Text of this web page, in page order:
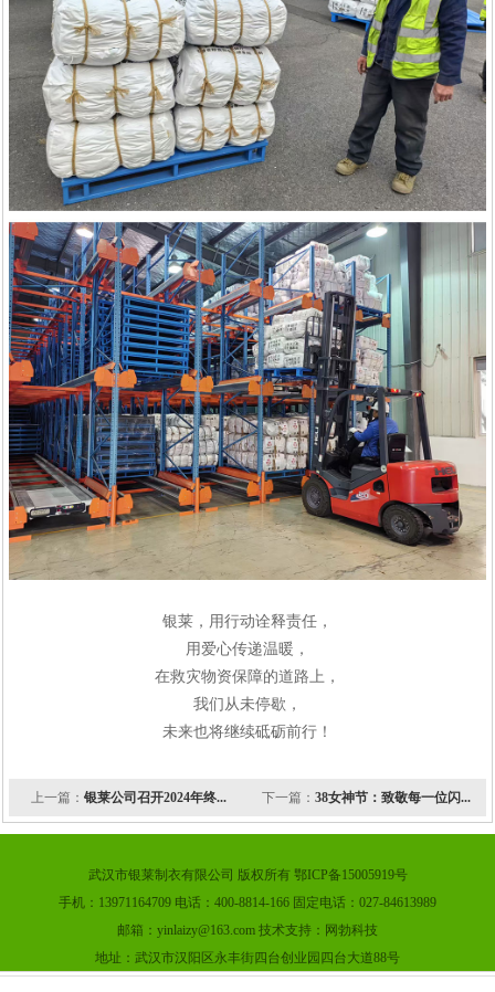
银莱，用行动诠释责任，
用爱心传递温暖，
在救灾物资保障的道路上，
我们从未停歇，
未来也将继续砥砺前行！
上一篇： 银莱公司召开2024年终... 下一篇：38女神节：致敬每一位闪...
武汉市银莱制衣有限公司 版权所有 鄂ICP备15005919号
手机：13971164709 电话：400-8814-166 固定电话：027-84613989
邮箱：yinlaizy@163.com 技术支持：网勃科技
地址：武汉市汉阳区永丰街四台创业园四台大道88号